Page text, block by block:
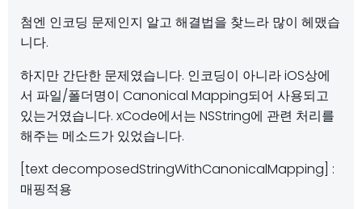
첨엔 인코딩 문제인지 알고 해결법을 찾느라 많이 헤맸습
니다.
하지만 간단한 문제였습니다. 인코딩이 아니라 iOS상에
서 파일/폴더명이 Canonical Mapping되어 사용되고
있는거였습니다. xCode에서는 NSString에 관련 처리를
해주는 메소드가 있었습니다.
[text decomposedStringWithCanonicalMapping] :
매핑적용